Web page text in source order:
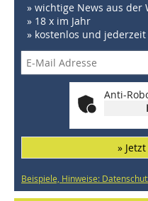
» wichtige News aus
» 18 x im Jahr
» kostenlos und
Anti-
»
Beispiele, Hinweise: